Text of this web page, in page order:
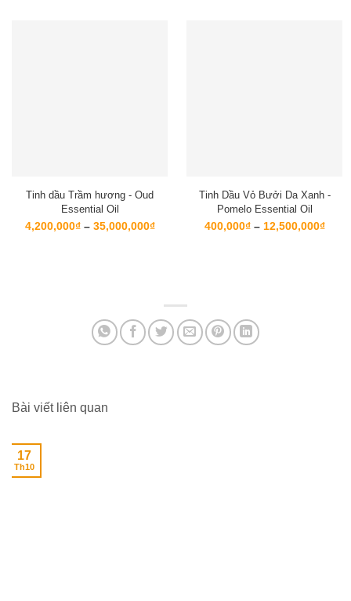
Tinh dầu Trầm hương - Oud
Essential Oil
4,200,000₫ – 35,000,000₫Khoảng
Tinh Dầu Vỏ Bưởi Da Xanh -
Pomelo Essential Oil
400,000₫ – 12,500,000₫
Bài viết liên quan
17
Th10